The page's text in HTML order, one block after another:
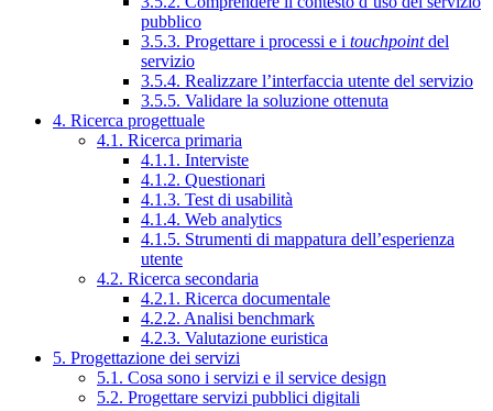
pubblico
3.5.3. Progettare i processi e i touchpointdel
servizio
3.5.4. Realizzare l’interfaccia utente del servizio
3.5.5. Validare la soluzione ottenuta
4. Ricerca progettuale
4.1. Ricerca primaria
4.1.1. Interviste
4.1.2. Questionari
4.1.3. Test di usabilità
4.1.4. Web analytics
4.1.5. Strumenti di mappatura dell’esperienza
utente
4.2. Ricerca secondaria
4.2.1. Ricerca documentale
4.2.2. Analisi benchmark
4.2.3. Valutazione euristica
5. Progettazione dei servizi
5.1. Cosa sono i servizi e il service design
5.2. Progettare servizi pubblici digitali